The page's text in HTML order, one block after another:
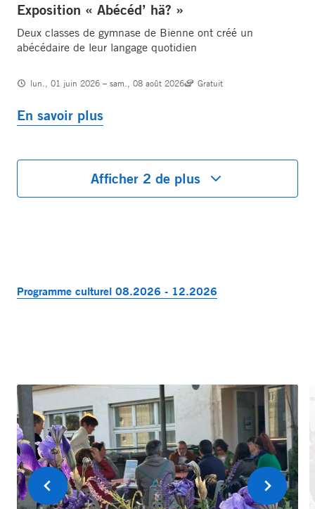
Exposition « Abécéd’ hä? »
Deux classes de gymnase de Bienne ont créé un
abécédaire de leur langage quotidien
lun., 01 juin 2026 – sam., 08 août 2026 Gratuit
En savoir plus
Afficher 2 de plus
Programme culturel 08.2026 - 12.2026
Précédent Suivant